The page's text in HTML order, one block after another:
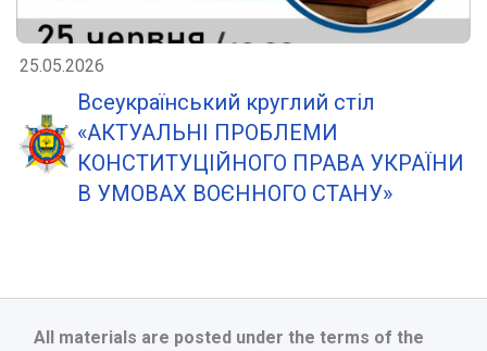
25.05.2026
Всеукраїнський круглий стіл
«АКТУАЛЬНІ ПРОБЛЕМИ
КОНСТИТУЦІЙНОГО ПРАВА УКРАЇНИ
В УМОВАХ ВОЄННОГО СТАНУ»
All materials are posted under the terms of the